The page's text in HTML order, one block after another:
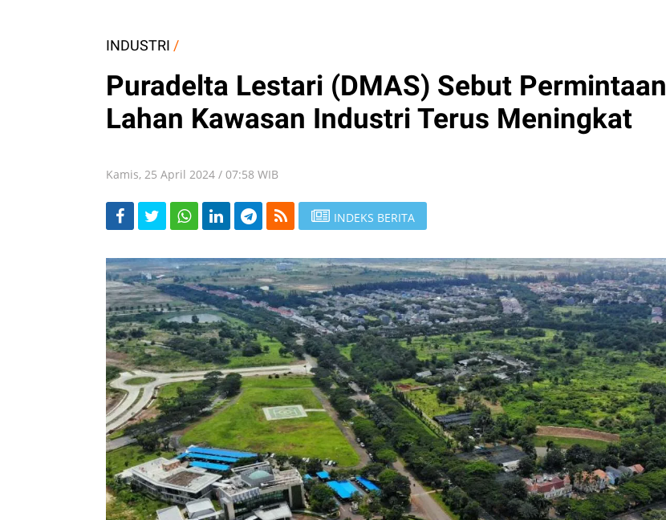
INDUSTRI /
Puradelta Lestari (DMAS) Sebut Permintaan
Lahan Kawasan Industri Terus Meningkat
Kamis, 25 April 2024 / 07:58 WIB
INDEKS BERITA